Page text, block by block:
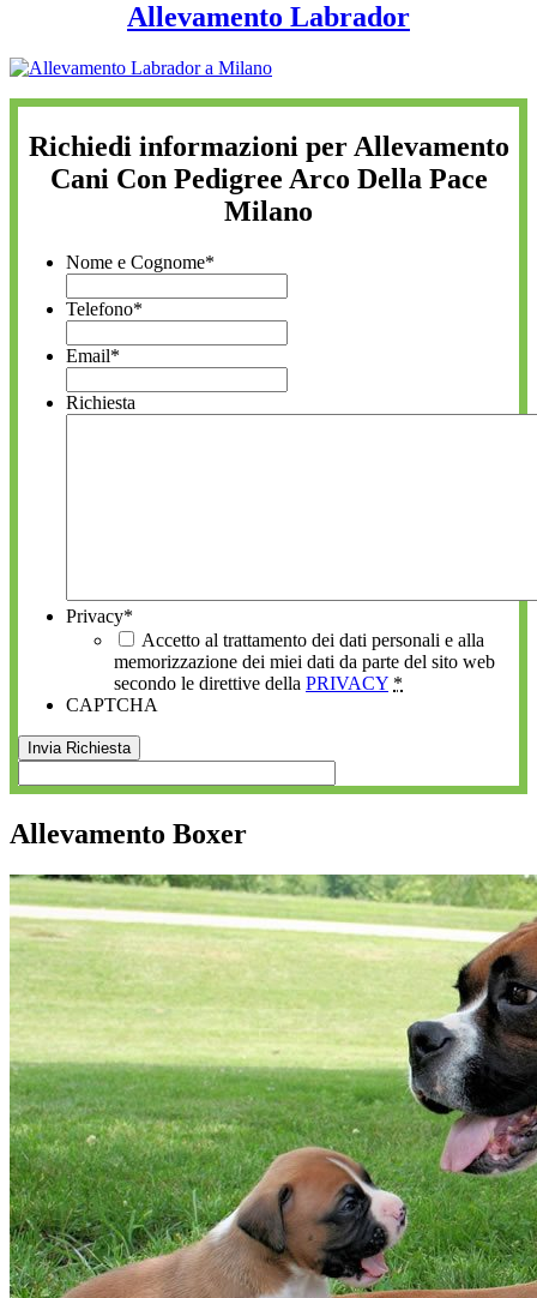
Allevamento Labrador
Richiedi informazioni per Allevamento
Cani Con Pedigree Arco Della Pace
Milano
Nome e Cognome*
Telefono*
Email*
Richiesta
Privacy*
Accetto al trattamento dei dati personali e alla
memorizzazione dei miei dati da parte del sito web
secondo le direttive della PRIVACY *
CAPTCHA
Allevamento Boxer